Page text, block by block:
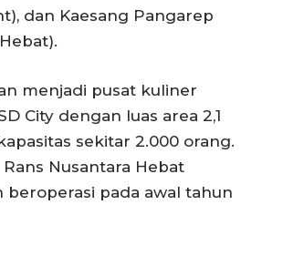
dan Kaesang Pangarep
menjadi pusat kuliner
City dengan luas area 2,1
sekitar 2.000 orang.
Nusantara Hebat
beroperasi pada awal tahun